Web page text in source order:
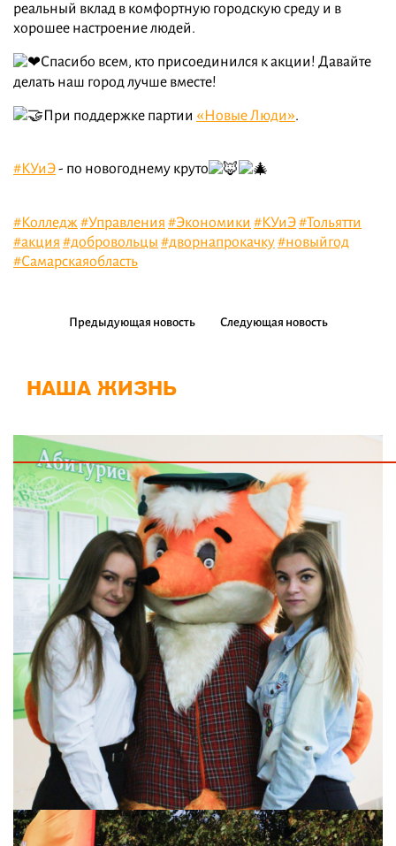
реальный вклад в комфортную городскую среду и в
хорошее настроение людей.
Спасибо всем, кто присоединился к акции! Давайте
делать наш город лучше вместе!
При поддержке партии «Новые Люди».
#КУиЭ- по новогоднему круто
#Колледж#Управления #Экономики #КУиЭ#Тольятти
#акция #добровольцы #дворнапрокачку#новыйгод
#Самарскаяобласть
Предыдующая новость Следующая новость
НАША ЖИЗНЬ